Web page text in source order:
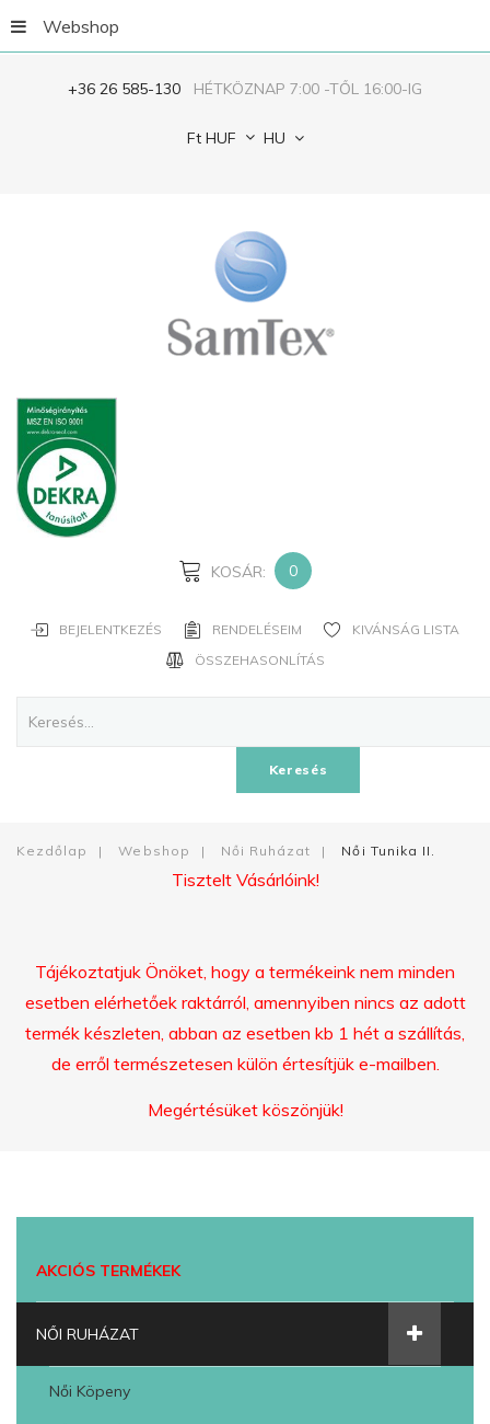
+36 26 585-130 HÉTKÖZNAP 7:00 -TŐL 16:00-IG
Ft HUF HU
KOSÁR: 0
BEJELENTKEZÉS RENDELÉSEIM
KIVÁNSÁG LISTA
ÖSSZEHASONLÍTÁS
Keresés
Webshop
Kezdőlap | Webshop | Női Ruházat | Női Tunika II.
Tisztelt Vásárlóink!
Tájékoztatjuk Önöket, hogy a termékeink nem minden
esetben elérhetőek raktárról, amennyiben nincs az adott
termék készleten, abban az esetben kb 1 hét a szállítás,
de erről természetesen külön értesítjük e-mailben.
Megértésüket köszönjük!
AKCIÓS TERMÉKEK
NŐI RUHÁZAT
Női Köpeny
Jegyezze
meg
A
FIÓK
Google